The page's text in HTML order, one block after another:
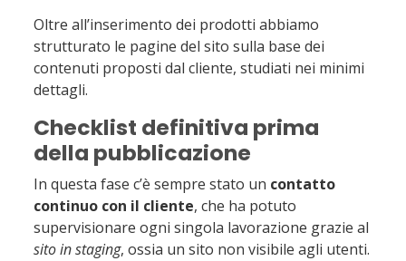
Oltre all’inserimento dei prodotti abbiamo
strutturato le pagine del sito sulla base dei
contenuti proposti dal cliente, studiati nei minimi
dettagli.
Checklist definitiva prima
della pubblicazione
In questa fase c’è sempre stato un contatto
continuo con il cliente, che ha potuto
supervisionare ogni singola lavorazione grazie al
sito in staging, ossia un sito non visibile agli utenti.